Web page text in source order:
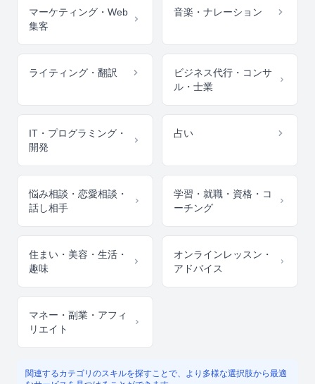
マーケティング・Web
集客
音楽・ナレーション
ライティング・翻訳
ビジネス代行・コンサ
ル・士業
IT・プログラミング・
開発
占い
悩み相談・恋愛相談・
話し相手
学習・就職・資格・コ
ーチング
住まい・美容・生活・
趣味
オンラインレッスン・
アドバイス
マネー・副業・アフィ
リエイト
関連するカテゴリのスキルを探すことで、より多様な選択肢から最適